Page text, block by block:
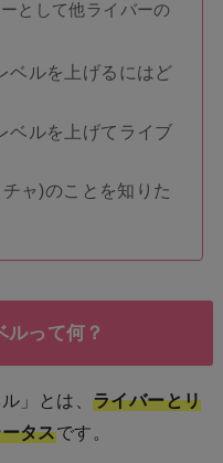
として他ライバーの
ベルを上げるにはど
ベルを上げてライブ
ャ)のことを知りた
って何？
」とは、 ライバーとリ
タスです。